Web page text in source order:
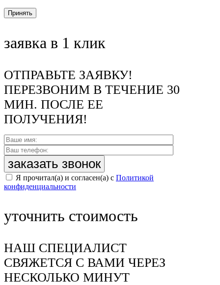
Принять
заявка в 1 клик
ОТПРАВЬТЕ ЗАЯВКУ!
ПЕРЕЗВОНИМ В ТЕЧЕНИЕ 30
МИН. ПОСЛЕ ЕЕ
ПОЛУЧЕНИЯ!
Я прочитал(а) и согласен(а) с Политикой
конфиденциальности
уточнить стоимость
НАШ СПЕЦИАЛИСТ
СВЯЖЕТСЯ С ВАМИ ЧЕРЕЗ
НЕСКОЛЬКО МИНУТ